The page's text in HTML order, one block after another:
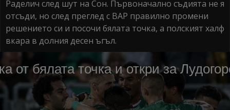
Раделич след шут на Сон. Първоначално съдията не я
отсъди, но след преглед с ВАР правилно промени
решението си и посочи бялата точка, а полският халф
вкара в долния десен ъгъл.